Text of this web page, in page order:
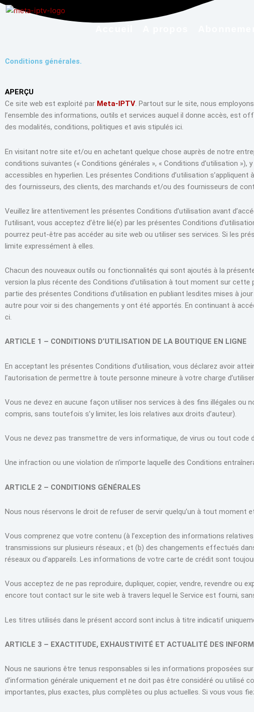
Aller
Conditions générales.
APERÇU
Ce site web est exploité par Meta-IPTV. Partout sur le site, nous
l’ensemble des informations, outils et services auquel il donne accès, est
des modalités, conditions, politiques et avis stipulés ici.
En visitant notre site et/ou en achetant quelque chose auprès de notre
conditions suivantes (« Conditions générales », « Conditions d’utilisation
accessibles en hyperlien. Les présentes Conditions d’utilisation
des fournisseurs, des clients, des marchands et/ou des fournisseurs de
Veuillez lire attentivement les présentes Conditions d’utilisation avant
l’utilisant, vous acceptez d’être lié(e) par les présentes Conditions
pourrez peut-être pas accéder au site web ou utiliser ses services. Si les
limite expressément à elles.
Chacun des nouveaux outils ou fonctionnalités qui sont ajoutés à la
version la plus récente des Conditions d’utilisation à tout moment sur cette
partie des présentes Conditions d’utilisation en publiant lesdites mises à
autre pour voir si des changements y ont été apportés. En continuant à
ci.
ARTICLE 1 – CONDITIONS D’UTILISATION DE LA BOUTIQUE EN LIGNE
En acceptant les présentes Conditions d’utilisation, vous déclarez avoir
l’autorisation de permettre à toute personne mineure à votre charge
Vous ne devez en aucune façon utiliser nos services à des fins illégales ou
compris, sans toutefois s’y limiter, les lois relatives aux droits d’auteur).
Vous ne devez pas transmettre de vers informatique, de virus ou tout code
Une infraction ou une violation de n’importe laquelle des Conditions
ARTICLE 2 – CONDITIONS GÉNÉRALES
Nous nous réservons le droit de refuser de servir quelqu’un à tout moment
Vous comprenez que votre contenu (à l’exception des informations
transmissions sur plusieurs réseaux ; et (b) des changements effectués
réseaux ou d’appareils. Les informations de votre carte de crédit sont
Vous acceptez de ne pas reproduire, dupliquer, copier, vendre, revendre ou
encore tout contact sur le site web à travers lequel le Service est fourni,
Les titres utilisés dans le présent accord sont inclus à titre indicatif
ARTICLE 3 – EXACTITUDE, EXHAUSTIVITÉ ET ACTUALITÉ DES
Nous ne saurions être tenus responsables si les informations proposées
d’information générale uniquement et ne doit pas être considéré ou utilisé
importantes, plus exactes, plus complètes ou plus actuelles. Si vous vous